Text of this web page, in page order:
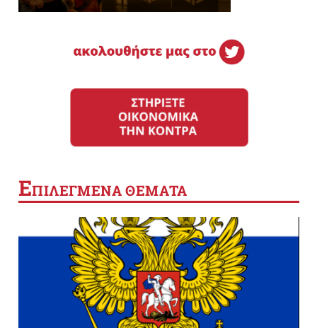
ΕΠΙΛΕΓΜΕΝΑ ΘΕΜΑΤΑ